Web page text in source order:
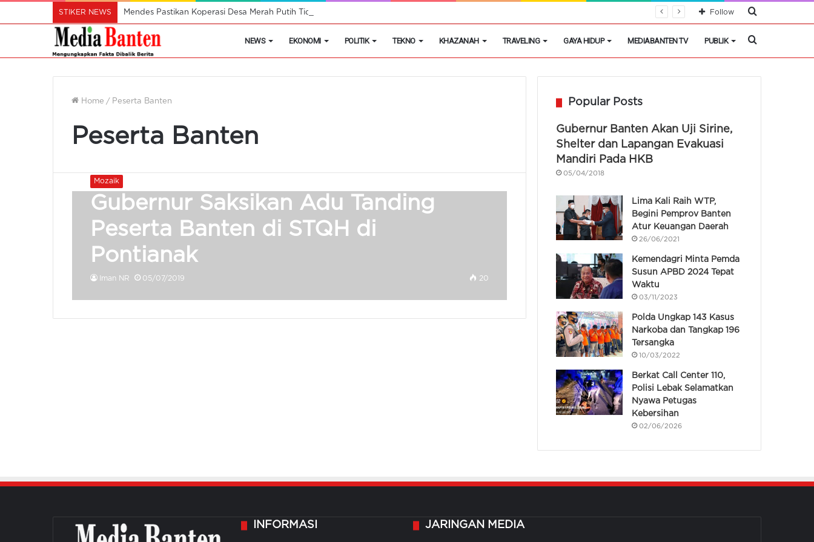
STIKER NEWS Mendes Pastikan Koperasi Desa Merah Putih Tidak Akan Menutup Warung Kelontongan di Desa Cari
Follow
NEWS EKONOMI POLITIK TEKNO KHAZANAH TRAVELING GAYA HIDUP MEDIABANTEN TV PUBLIK Cari
Home / Peserta Banten
Peserta Banten
Mozaik
Gubernur Saksikan Adu Tanding
Peserta Banten di STQH di
Pontianak
Iman NR 05/07/2019 20
Popular Posts
Gubernur Banten Akan Uji Sirine,
Shelter dan Lapangan Evakuasi
Mandiri Pada HKB
05/04/2018
Lima Kali Raih WTP,
Begini Pemprov Banten
Atur Keuangan Daerah
26/06/2021
Kemendagri Minta Pemda
Susun APBD 2024 Tepat
Waktu
03/11/2023
Polda Ungkap 143 Kasus
Narkoba dan Tangkap 196
Tersangka
10/03/2022
Berkat Call Center 110,
Polisi Lebak Selamatkan
Nyawa Petugas
Kebersihan
02/06/2026
INFORMASI JARINGAN MEDIA